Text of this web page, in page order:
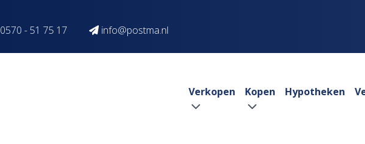
0570 - 51 75 17 info@postma.nl
Verkopen Kopen Hypotheken